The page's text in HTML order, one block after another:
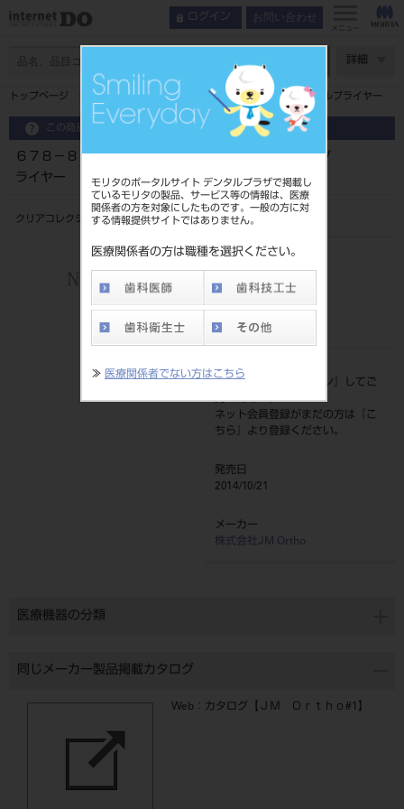
モリタのポータルサイト デンタルプラザで掲載し
ているモリタの製品、サービス等の情報は、医療
関係者の方を対象にしたものです。一般の方に対
する情報提供サイトではありません。
医療関係者の方は職種を選択ください。
≫ 医療関係者でない方はこちら
ログイン お問い合わせ
メニュー
詳細
トップページ ６７８－８０２ クリアコレクション ホリゾンタルプライヤー
この商品に関するお問い合わせ
６７８－８０２ クリアコレクション ホリゾンタルプ
ライヤー
クリアコレクション ホリゾンタル
品目コード
206850175
JAN/EANコード
0889950004067
標準価格
価格の確認は『
ログイン
』してご
覧ください。
ネット会員登録がまだの方は『
こ
ちら
』より登録ください。
発売日
2014/10/21
メーカー
株式会社JM Ortho
医療機器の分類
同じメーカー製品掲載カタログ
Web：カタログ【ＪＭ Ｏｒｔｈｏ#1】